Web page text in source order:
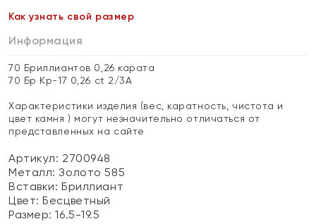
Как узнать свой размер
Информация
70 Бриллиантов 0,26 карата
70 Бр Кр-17 0,26 ct 2/3А
Характеристики изделия (вес, каратность, чистота и
цвет камня ) могут незначительно отличаться от
представленных на сайте
Артикул: 2700948
Металл:Золото 585
Вставки:Бриллиант
Цвет:Бесцветный
Размер:16.5-19.5